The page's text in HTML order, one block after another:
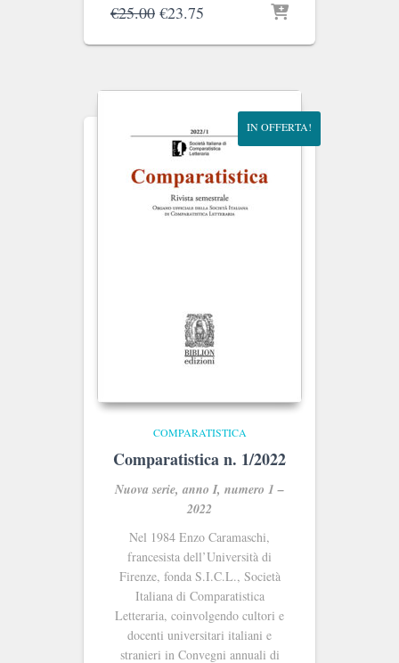
€25.00 Il
originale
€25.00.
€23.75
attuale
€23.75.
IN OFFERTA!
COMPARATISTICA
Comparatistica n. 1/2022
Nuova serie, anno I, numero 1 –
2022
Nel 1984 Enzo Caramaschi,
francesista dell’Università di
Firenze, fonda S.I.C.L., Società
Italiana di Comparatistica
Letteraria, coinvolgendo cultori e
docenti universitari italiani e
stranieri in Convegni annuali di